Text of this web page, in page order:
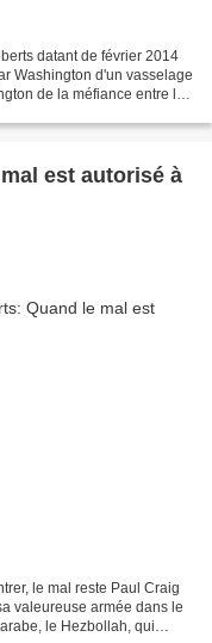
datant de février 2014
Washington d'un vasselage
de la méfiance entre les
le mal reste Paul Craig
valeureuse armée dans le
le Hezbollah, qui